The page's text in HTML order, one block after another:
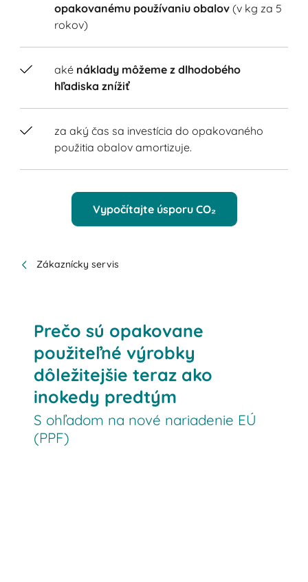
opakovanému používaniu obalov(v kg za 5
rokov)
aké náklady môžeme z dlhodobého
hľadiska znížiť
za aký čas sa investícia do opakovaného
použitia obalov amortizuje.
Vypočítajte úsporu CO₂
Zákaznícky servis
Prečo sú opakovane
použiteľné výrobky
dôležitejšie teraz ako
inokedy predtým
S ohľadom na nové nariadenie EÚ
(PPF)